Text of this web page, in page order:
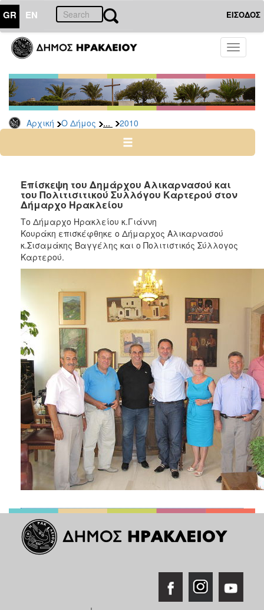
GR EN ΕΙΣΟΔΟΣ
Toggle
Αρχική Ο Δήμος ... 2010
ΔΗΜΟΣ
Δελτία
Τύπου
Αρχείο
2026
2024
2022
2021
2020
2019
2018
2016
2015
2013
2012
2011
2010
2006
ΤΟΠΟΣ
ΠΟΛΙΤΙΣΜΟΣ
ΑΝΘΕΚΤΙΚΗ
ΠΟΛΗ
Επίσκεψη του Δημάρχου Αλικαρνασού και
του Πολιτισιτικού Συλλόγου Καρτερού στον
Δήμαρχο Ηρακλείου
Το Δήμαρχο Ηρακλείου κ.Γιάννη
Κουράκη επισκέφθηκε ο Δήμαρχος Αλικαρνασού
κ.Σισαμάκης Βαγγέλης και ο Πολιτιστικός Σύλλογος
Καρτερού.